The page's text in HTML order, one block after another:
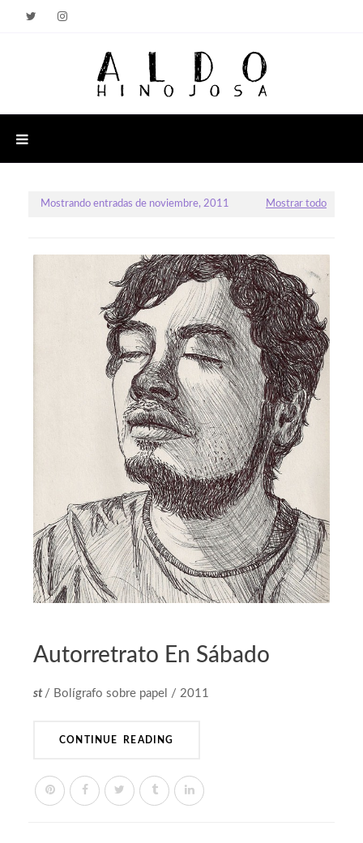
Mostrando entradas de noviembre, 2011 Mostrar todo
Autorretrato En Sábado
st / Bolígrafo sobre papel / 2011
CONTINUE READING